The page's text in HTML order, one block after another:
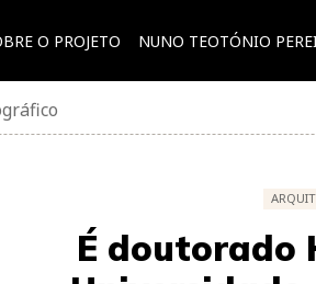
O PROJETO NUNO TEOTÓNIO
É doutorado